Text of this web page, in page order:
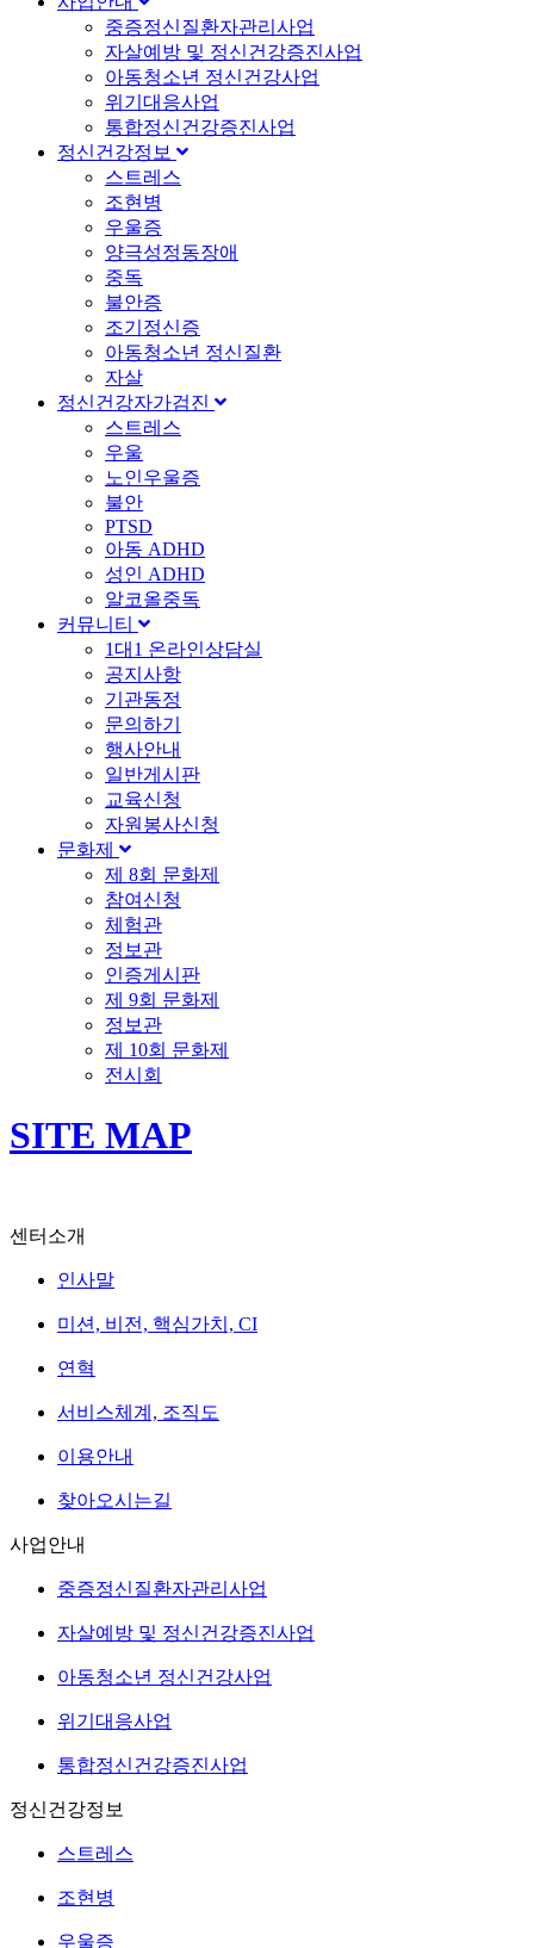
중증정신질환자관리사업
자살예방 및 정신건강증진사업
아동청소년 정신건강사업
위기대응사업
통합정신건강증진사업
정신건강정보
스트레스
조현병
우울증
양극성정동장애
중독
불안증
조기정신증
아동청소년 정신질환
자살
정신건강자가검진
스트레스
우울
노인우울증
불안
PTSD
아동 ADHD
성인 ADHD
알코올중독
커뮤니티
1대1 온라인상담실
공지사항
기관동정
문의하기
행사안내
일반게시판
교육신청
자원봉사신청
문화제
제 8회 문화제
참여신청
체험관
정보관
인증게시판
제 9회 문화제
정보관
제 10회 문화제
전시회
SITE MAP
센터소개
인사말
미션, 비전, 핵심가치, CI
연혁
서비스체계, 조직도
이용안내
찾아오시는길
사업안내
중증정신질환자관리사업
자살예방 및 정신건강증진사업
아동청소년 정신건강사업
위기대응사업
통합정신건강증진사업
정신건강정보
스트레스
조현병
우울증